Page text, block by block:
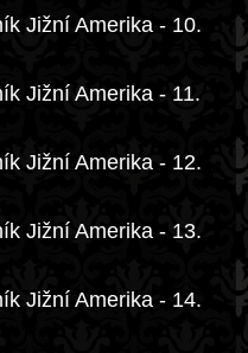
Jižní Amerika - 10.
Jižní Amerika - 11.
Jižní Amerika - 12.
Jižní Amerika - 13.
Jižní Amerika - 14.